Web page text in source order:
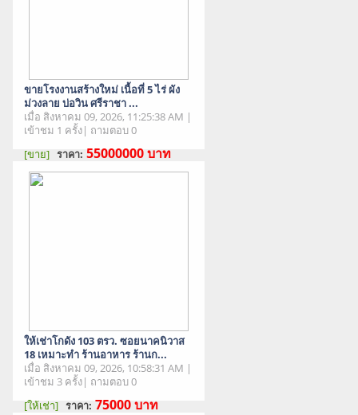
ขายโรงงานสร้างใหม่ เนื้อที่ 5 ไร่ ผัง
ม่วงลาย บ่อวิน ศรีราชา ...
เมื่อ สิงหาคม 09, 2026, 11:25:38 AM |
เข้าชม 1 ครั้ง| ถามตอบ 0
[ขาย] ราคา: 55000000บาท
ให้เช่าโกดัง 103 ตรว. ซอยนาคนิวาส
18 เหมาะทำ ร้านอาหาร ร้านก...
เมื่อ สิงหาคม 09, 2026, 10:58:31 AM |
เข้าชม 3 ครั้ง| ถามตอบ 0
[ให้เช่า] ราคา: 75000บาท